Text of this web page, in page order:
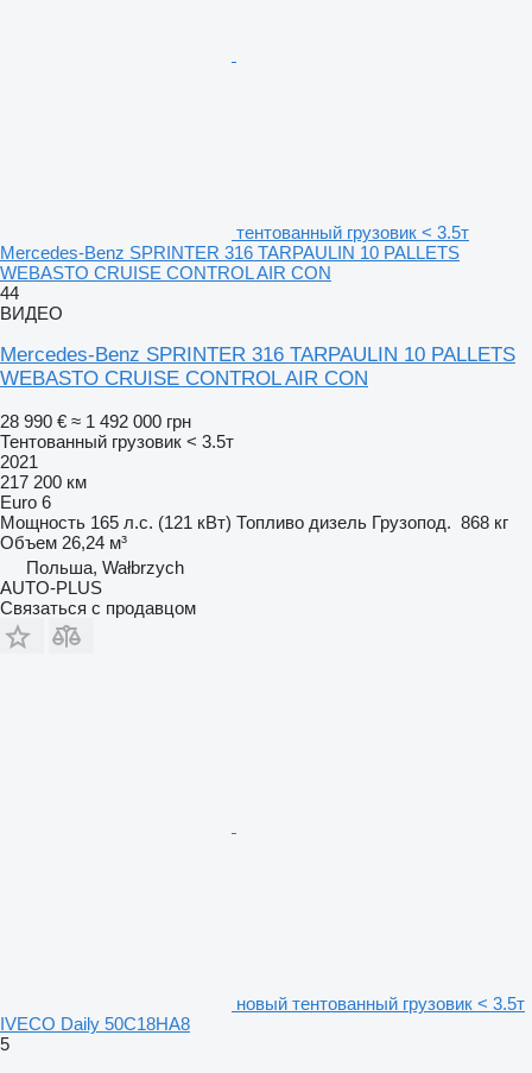
тентованный грузовик < 3.5т
Mercedes-Benz SPRINTER 316 TARPAULIN 10 PALLETS
WEBASTO CRUISE CONTROL AIR CON
44
ВИДЕО
Mercedes-Benz SPRINTER 316 TARPAULIN 10 PALLETS
WEBASTO CRUISE CONTROL AIR CON
28 990 € ≈ 1 492 000 грн
Тентованный грузовик < 3.5т
2021
217 200 км
Euro 6
Мощность 165 л.с. (121 кВт) Топливо дизель Грузопод. 868 кг
Объем 26,24 м³
Польша, Wałbrzych
AUTO-PLUS
Связаться с продавцом
новый тентованный грузовик < 3.5т
IVECO Daily 50C18HA8
5